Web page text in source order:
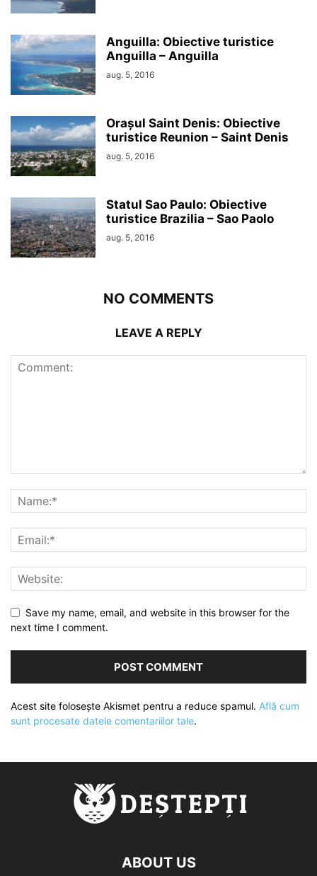
Anguilla: Obiective turistice
Anguilla – Anguilla
aug. 5, 2016
Orașul Saint Denis: Obiective
turistice Reunion – Saint Denis
aug. 5, 2016
Statul Sao Paulo: Obiective
turistice Brazilia – Sao Paolo
aug. 5, 2016
NO COMMENTS
LEAVE A REPLY
Save my name, email, and website in this browser for the
next time I comment.
Acest site folosește Akismet pentru a reduce spamul. Află cum
sunt procesate datele comentariilor tale.
ABOUT US